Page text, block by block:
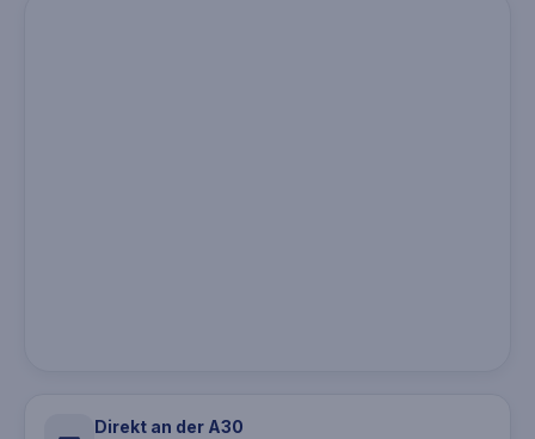
Direkt an der A30